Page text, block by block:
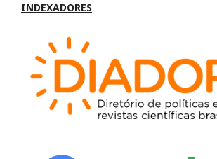
INDEXADORES